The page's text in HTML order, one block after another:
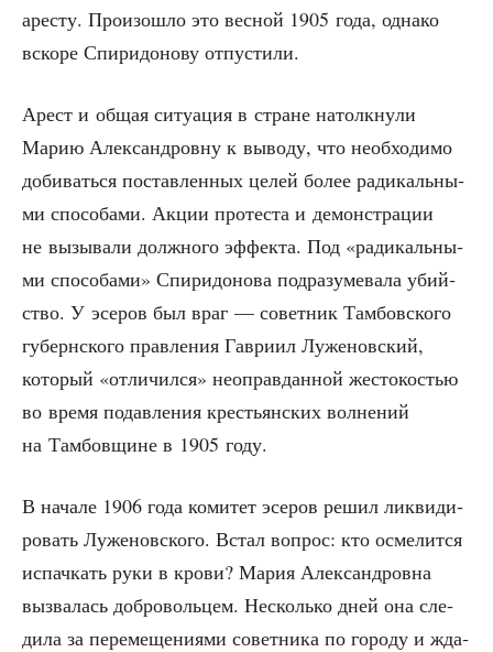
аре­сту. Про­изо­шло это вес­ной 1905 года, одна­ко
вско­ре Спи­ри­до­но­ву отпустили.
Арест и общая ситу­а­ция в стране натолк­ну­ли
Марию Алек­сан­дров­ну к выво­ду, что необ­хо­ди­мо
доби­вать­ся постав­лен­ных целей более ради­каль­ны­
ми спо­со­ба­ми. Акции про­те­ста и демон­стра­ции
не вызы­ва­ли долж­но­го эффек­та. Под «ради­каль­ны­
ми спо­со­ба­ми» Спи­ри­до­но­ва под­ра­зу­ме­ва­ла убий­
ство. У эсе­ров был враг — совет­ник Там­бов­ско­го
губерн­ско­го прав­ле­ния Гав­ри­ил Луже­нов­ский,
кото­рый «отли­чил­ся» неоправ­дан­ной жесто­ко­стью
во вре­мя подав­ле­ния кре­стьян­ских вол­не­ний
на Там­бов­щине в 1905 году.
В нача­ле 1906 года коми­тет эсе­ров решил лик­ви­ди­
ро­вать Луже­нов­ско­го. Встал вопрос: кто осме­лит­ся
испач­кать руки в кро­ви? Мария Алек­сан­дров­на
вызва­лась доб­ро­воль­цем. Несколь­ко дней она сле­
ди­ла за пере­ме­ще­ни­я­ми совет­ни­ка по горо­ду и жда­